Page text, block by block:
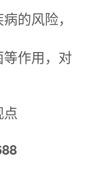
的风险，
作用，对